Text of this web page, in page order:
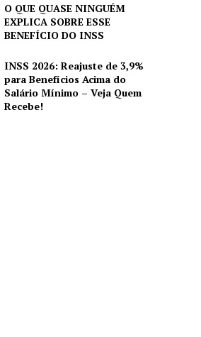
O QUE QUASE NINGUÉM
EXPLICA SOBRE ESSE
BENEFÍCIO DO INSS
INSS 2026: Reajuste de 3,9%
para Benefícios Acima do
Salário Mínimo – Veja Quem
Recebe!